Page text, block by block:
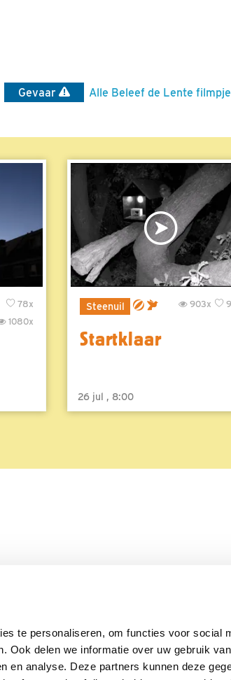
te personaliseren, om functies voor social
Ook delen we informatie over uw gebruik
en analyse. Deze partners kunnen deze
Gevaar Alle Beleef de Lente
78x
1080x
Steenuil 903x
Startklaar
26 jul , 8:00